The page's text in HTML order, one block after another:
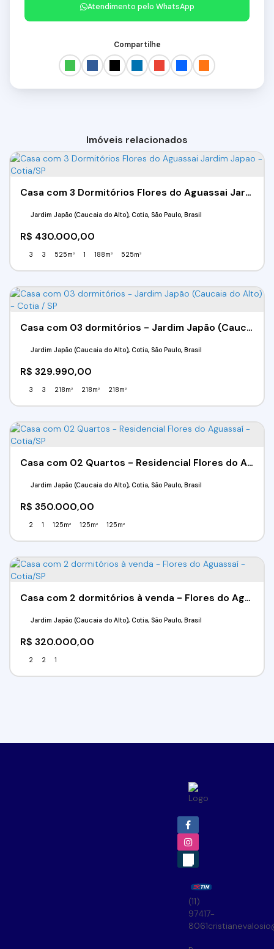
Atendimento pelo WhatsApp
Compartilhe
Imóveis relacionados
Casa com 3 Dormitórios Flores do Aguassai Jardim Japao - Cotia/SP
R$ 430.000,00
Jardim Japão (Caucaia do Alto), Cotia, São Paulo, Brasil
3 3 525m² 1 188m² 525m²
Casa com 03 dormitórios - Jardim Japão (Caucaia do Alto) - Cotia / SP
R$ 329.990,00
Jardim Japão (Caucaia do Alto), Cotia, São Paulo, Brasil
3 3 218m² 218m² 218m²
Casa com 02 Quartos - Residencial Flores do Aguassaí - Cotia/SP
R$ 350.000,00
Jardim Japão (Caucaia do Alto), Cotia, São Paulo, Brasil
2 1 125m² 125m² 125m²
Casa com 2 dormitórios à venda - Flores do Aguassaí - Cotia/SP
R$ 320.000,00
Jardim Japão (Caucaia do Alto), Cotia, São Paulo, Brasil
2 2 1
(11)
97417-
8061